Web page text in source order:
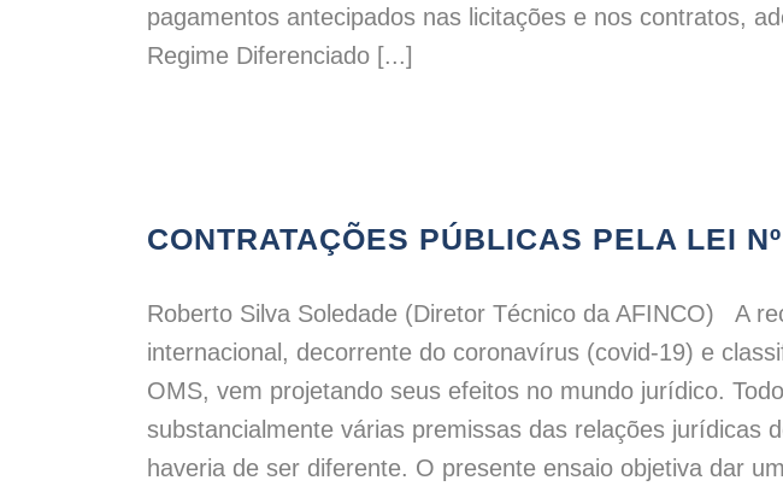
pagamentos antecipados nas licitações e nos contratos,
Regime Diferenciado [...]
CONTRATAÇÕES PÚBLICAS PELA LEI
Roberto Silva Soledade (Diretor Técnico da AFINCO) A
internacional, decorrente do coronavírus (covid-19) e
OMS, vem projetando seus efeitos no mundo jurídico.
substancialmente várias premissas das relações jurídicas
haveria de ser diferente. O presente ensaio objetiva dar